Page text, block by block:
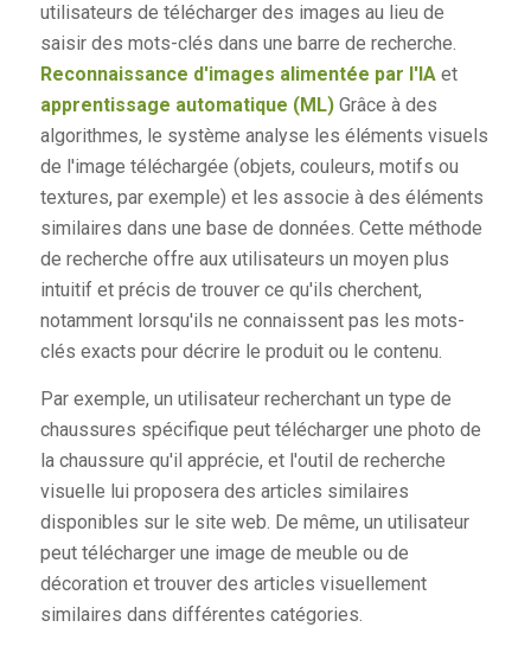
utilisateurs de télécharger des images au lieu de
saisir des mots-clés dans une barre de recherche.
Reconnaissance d'images alimentée par l'IAet
apprentissage automatique (ML)Grâce à des
algorithmes, le système analyse les éléments visuels
de l'image téléchargée (objets, couleurs, motifs ou
textures, par exemple) et les associe à des éléments
similaires dans une base de données. Cette méthode
de recherche offre aux utilisateurs un moyen plus
intuitif et précis de trouver ce qu'ils cherchent,
notamment lorsqu'ils ne connaissent pas les mots-
clés exacts pour décrire le produit ou le contenu.
Par exemple, un utilisateur recherchant un type de
chaussures spécifique peut télécharger une photo de
la chaussure qu'il apprécie, et l'outil de recherche
visuelle lui proposera des articles similaires
disponibles sur le site web. De même, un utilisateur
peut télécharger une image de meuble ou de
décoration et trouver des articles visuellement
similaires dans différentes catégories.